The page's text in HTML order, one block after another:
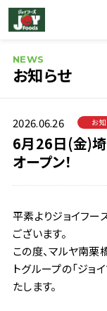
NEWS
お知らせ
2026.06.26 お
6月26日(金)埼
オープン！
平素よりジョイフー
ございます。
この度、マルヤ南栗
トグループの「ジョ
たします。